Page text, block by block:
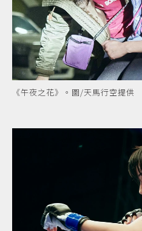
《午夜之花》。圖/天馬行空提供